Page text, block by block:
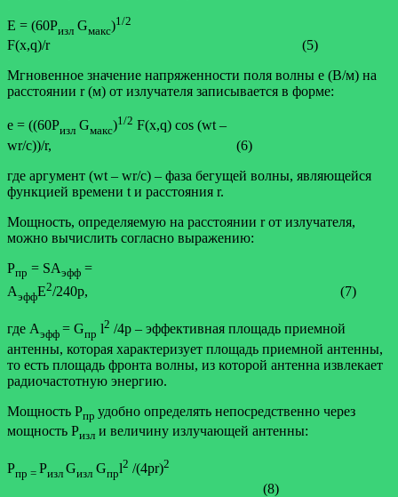
E = (60Ризл Gмакс)1/2
F(x,q)/r (5)
Мгновенное значение напряженности поля волны е (В/м) на
расстоянии r (м) от излучателя записывается в форме:
e = ((60Ризл Gмакс)1/2 F(x,q) cos (wt –
wr/c))/r, (6)
где аргумент (wt – wr/c) – фаза бегущей волны, являющейся
функцией времени t и расстояния r.
Мощность, определяемую на расстоянии r от излучателя,
можно вычислить согласно выражению:
Рпр = SАэфф =
АэффЕ2/240p, (7)
где Аэфф = Gпр l2 /4p – эффективная площадь приемной
антенны, которая характеризует площадь приемной антенны,
то есть площадь фронта волны, из которой антенна извлекает
радиочастотную энергию.
Мощность Рпр удобно определять непосредственно через
мощность Ризл и величину излучающей антенны:
Рпр = Ризл Gизл Gпрl2 /(4pr)2
(8)